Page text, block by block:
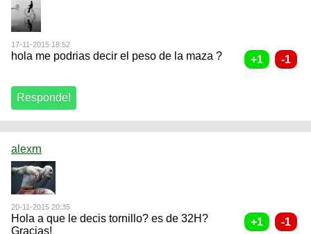
17-11-2015 18:52
hola me podrias decir el peso de la maza ?
alexrn
20-11-2015 20:35
Hola a que le decis tornillo? es de 32H?
Gracias!